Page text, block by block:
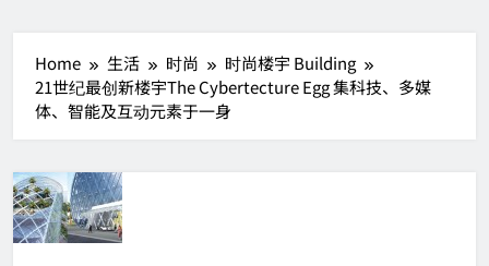
Home 生活 时尚
时尚楼宇 Building
21世纪最创新楼宇The Cybertecture Egg 集科技、多媒
体、智能及互动元素于一身